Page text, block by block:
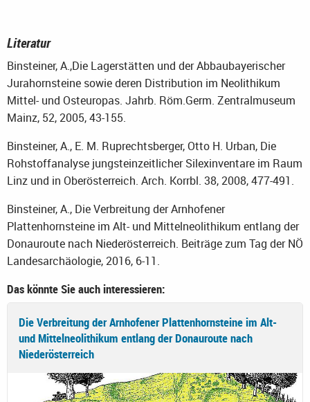
Literatur
Binsteiner, A.,Die Lagerstätten und der Abbaubayerischer
Jurahornsteine sowie deren Distribution im Neolithikum
Mittel- und Osteuropas. Jahrb. Röm.Germ. Zentralmuseum
Mainz, 52, 2005, 43-155.
Binsteiner, A., E. M. Ruprechtsberger, Otto H. Urban, Die
Rohstoffanalyse jungsteinzeitlicher Silexinventare im Raum
Linz und in Oberösterreich. Arch. Korrbl. 38, 2008, 477-491.
Binsteiner, A., Die Verbreitung der Arnhofener
Plattenhornsteine im Alt- und Mittelneolithikum entlang der
Donauroute nach Niederösterreich. Beiträge zum Tag der NÖ
Landesarchäologie, 2016, 6-11.
Das könnte Sie auch interessieren:
Die Verbreitung der Arnhofener Plattenhornsteine im Alt-
und Mittelneolithikum entlang der Donauroute nach
Niederösterreich